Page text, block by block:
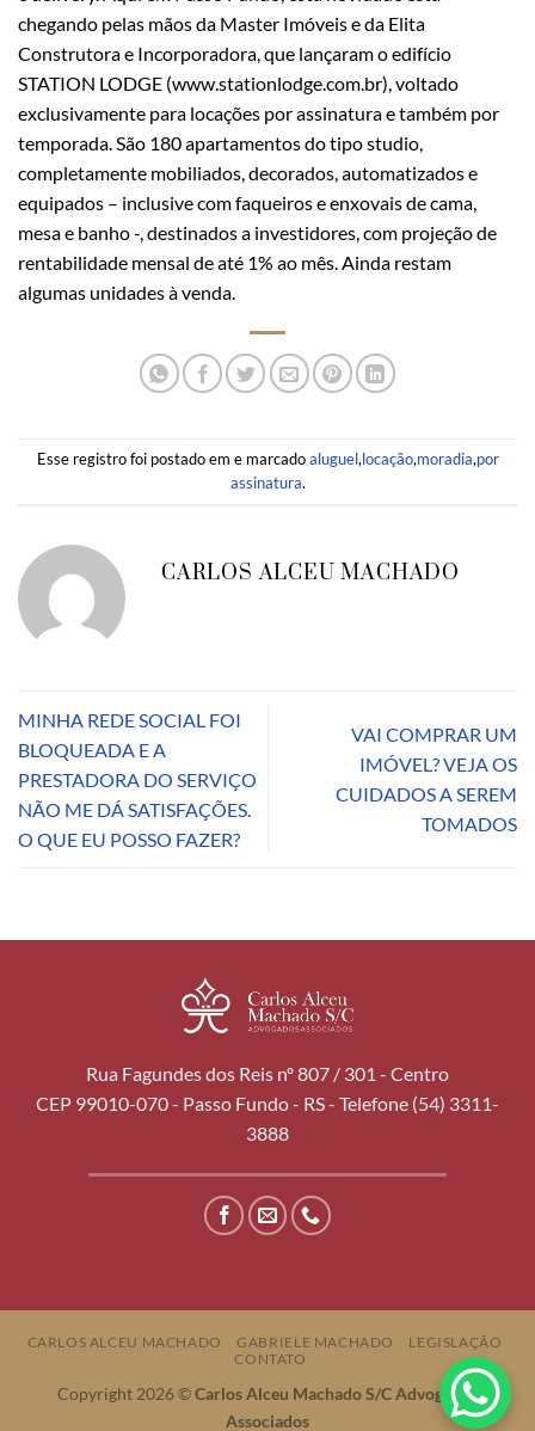
chegando pelas mãos da Master Imóveis e da Elita
Construtora e Incorporadora, que lançaram o edifício
STATION LODGE (www.stationlodge.com.br), voltado
exclusivamente para locações por assinatura e também por
temporada. São 180 apartamentos do tipo studio,
completamente mobiliados, decorados, automatizados e
equipados – inclusive com faqueiros e enxovais de cama,
mesa e banho -, destinados a investidores, com projeção de
rentabilidade mensal de até 1% ao mês. Ainda restam
algumas unidades à venda.
Esse registro foi postado em e marcadoaluguel,locação,moradia,por
assinatura.
CARLOS ALCEU MACHADO
MINHA REDE SOCIAL FOI
BLOQUEADA E A
PRESTADORA DO SERVIÇO
NÃO ME DÁ SATISFAÇÕES.
O QUE EU POSSO FAZER?
VAI COMPRAR UM
IMÓVEL? VEJA OS
CUIDADOS A SEREM
TOMADOS
Rua Fagundes dos Reis nº 807 / 301 - Centro
CEP 99010-070 - Passo Fundo - RS - Telefone (54) 3311-
3888
CARLOS ALCEU MACHADO GABRIELE MACHADO
LEGISLAÇÃO
CONTATO
Copyright 2026 ©Carlos Alceu Machado S/C Advogados
Associados